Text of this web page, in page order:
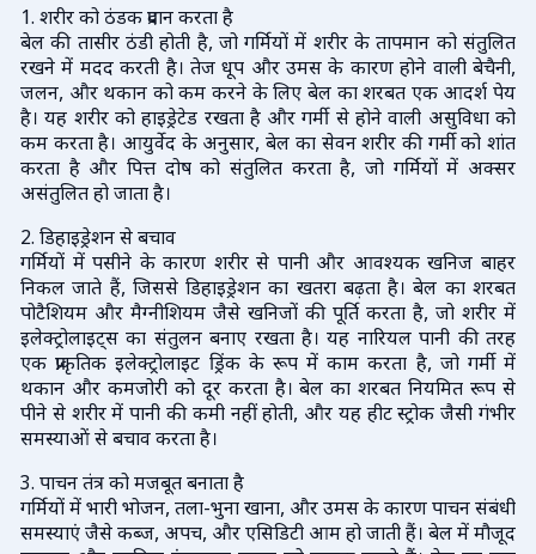
1. शरीर को ठंडक प्रदान करता है
बेल की तासीर ठंडी होती है, जो गर्मियों में शरीर के तापमान को संतुलित
रखने में मदद करती है। तेज धूप और उमस के कारण होने वाली बेचैनी,
जलन, और थकान को कम करने के लिए बेल का शरबत एक आदर्श पेय
है। यह शरीर को हाइड्रेटेड रखता है और गर्मी से होने वाली असुविधा को
कम करता है। आयुर्वेद के अनुसार, बेल का सेवन शरीर की गर्मी को शांत
करता है और पित्त दोष को संतुलित करता है, जो गर्मियों में अक्सर
असंतुलित हो जाता है।
2. डिहाइड्रेशन से बचाव
गर्मियों में पसीने के कारण शरीर से पानी और आवश्यक खनिज बाहर
निकल जाते हैं, जिससे डिहाइड्रेशन का खतरा बढ़ता है। बेल का शरबत
पोटैशियम और मैग्नीशियम जैसे खनिजों की पूर्ति करता है, जो शरीर में
इलेक्ट्रोलाइट्स का संतुलन बनाए रखता है। यह नारियल पानी की तरह
एक प्राकृतिक इलेक्ट्रोलाइट ड्रिंक के रूप में काम करता है, जो गर्मी में
थकान और कमजोरी को दूर करता है। बेल का शरबत नियमित रूप से
पीने से शरीर में पानी की कमी नहीं होती, और यह हीट स्ट्रोक जैसी गंभीर
समस्याओं से बचाव करता है।
3. पाचन तंत्र को मजबूत बनाता है
गर्मियों में भारी भोजन, तला-भुना खाना, और उमस के कारण पाचन संबंधी
समस्याएं जैसे कब्ज, अपच, और एसिडिटी आम हो जाती हैं। बेल में मौजूद